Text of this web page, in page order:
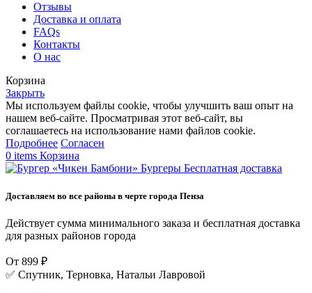
Отзывы
Доставка и оплата
FAQs
Контакты
О нас
Корзина
Закрыть
Мы используем файлы cookie, чтобы улучшить ваш опыт на
нашем веб-сайте. Просматривая этот веб-сайт, вы
соглашаетесь на использование нами файлов cookie.
Подробнее Согласен
0 items Корзина
Бесплатная доставка
Доставляем во все районы в черте города Пенза
Действует сумма минимального заказа и бесплатная доставка
для разных районов города
От 899 ₽
✅ Спутник, Терновка, Натальи Лавровой